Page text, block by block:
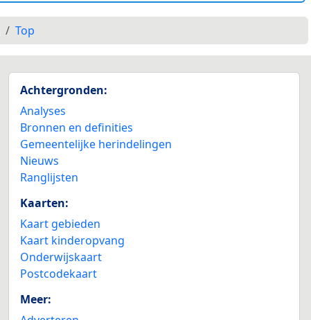
Top
Achtergronden:
Analyses
Bronnen en definities
Gemeentelijke herindelingen
Nieuws
Ranglijsten
Kaarten:
Kaart gebieden
Kaart kinderopvang
Onderwijskaart
Postcodekaart
Meer: